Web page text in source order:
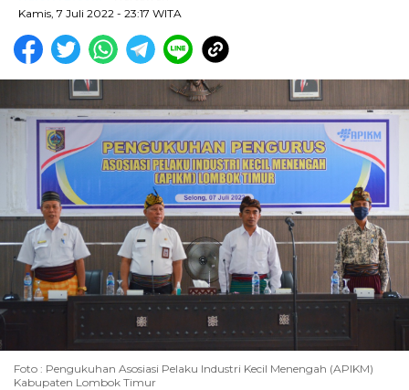
Kamis, 7 Juli 2022 - 23:17 WITA
Foto : Pengukuhan Asosiasi Pelaku Industri Kecil Menengah (APIKM)
Kabupaten Lombok Timur